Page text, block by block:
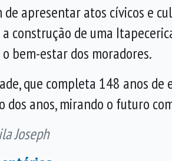
de apresentar atos cívicos e
construção de uma
bem-estar dos moradores.
que completa 148 anos
dos anos, mirando o futuro
Joseph